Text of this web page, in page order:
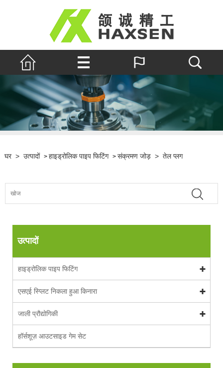
घर > उत्पादों > हाइड्रोलिक पाइप फिटिंग > संक्रमण जोड़ > तेल प्लग
उत्पादों
हाइड्रोलिक पाइप फिटिंग
एसएई स्प्लिट निकला हुआ किनारा
जाली प्रौद्योगिकी
हॉर्सशूज़ आउटसाइड गेम सेट